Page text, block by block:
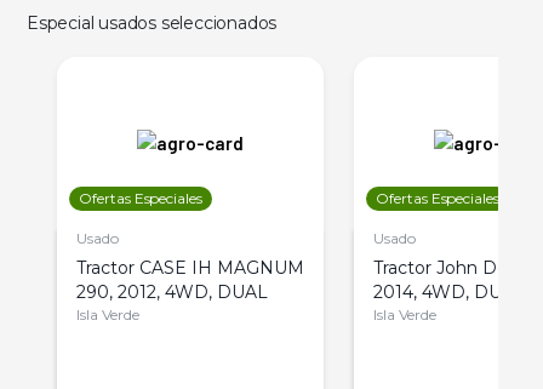
Especial usados seleccionados
Ofertas Especiales
Usado
Tractor CASE IH MAGNUM
290, 2012, 4WD, DUAL
Isla Verde
Ofertas Especiales
Usado
Tractor John Deere
2014, 4WD, DUAL
Isla Verde